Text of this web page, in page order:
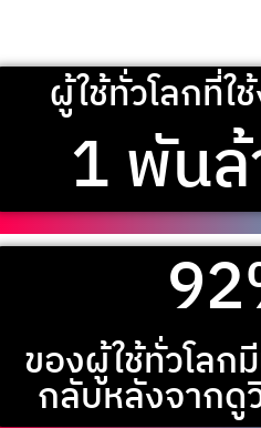
ผู้ใช้ทั่วโลกที่ใ
1 พัน
ของผู้ใช้ทั่วโล
กลับหลังจากดู